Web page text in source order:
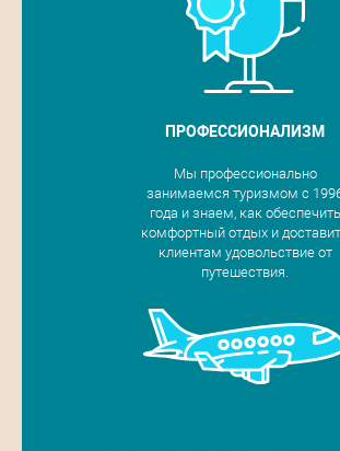
ПРОФЕССИОНАЛИЗМ
Мы профессионально
занимаемся туризмом с
года и знаем, как обеспечить
комфортный отдых и
клиентам удовольствие от
путешествия.